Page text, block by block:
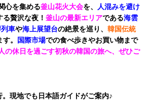
心を集める釜山花火大会を、
人混みを避け
る贅沢な夜！ 釜山の最新エリアである海雲
車や海上展望台の絶景を巡り、 韓国伝統
。 国際市場での食べ歩きやお買い物まで
の休日を過ごす初秋の韓国の旅へ、ぜひご
現地でも日本語ガイドがご案内♪